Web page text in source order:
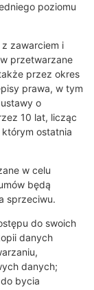
poziomu
zawarciem i
przetwarzane
przez okres
prawa, w tym
o
10 lat, licząc
ostatnia
w celu
będą
sprzeciwu.
do swoich
danych
danych;
bycia